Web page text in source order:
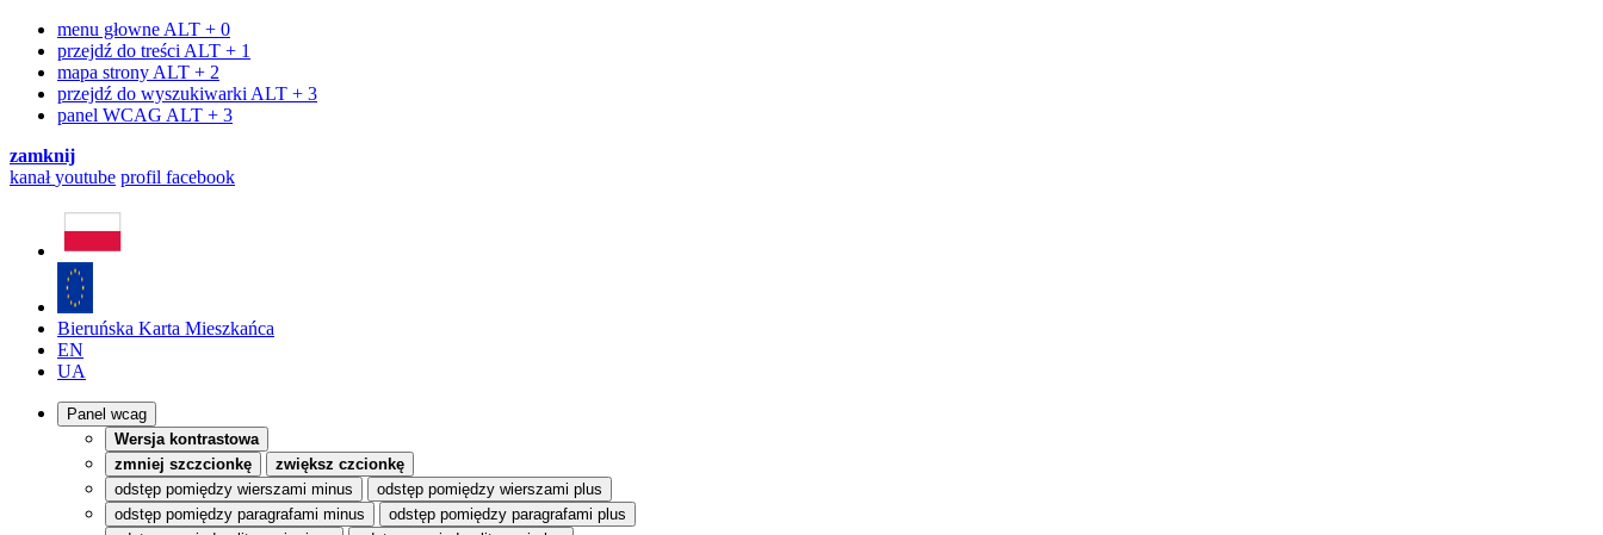
menu głowne ALT + 0
przejdź do treści ALT + 1
mapa strony ALT + 2
przejdź do wyszukiwarki ALT + 3
panel WCAG ALT + 3
zamknij
kanałyoutube profil facebook
Bieruńska Karta Mieszkańca
EN
UA
Panel wcag
Wersja kontrastowa
zmniej szczcionkę
zwiększ czcionkę
odstęp pomiędzy wierszami minus
odstęp pomiędzy wierszami plus
odstęp pomiędzy paragrafami minus
odstęp pomiędzy paragrafami plus